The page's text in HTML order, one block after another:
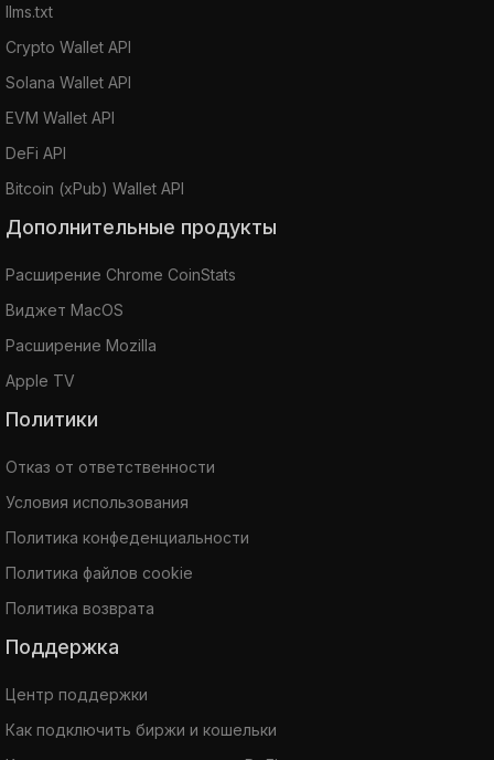
llms.txt
Crypto Wallet API
Solana Wallet API
EVM Wallet API
DeFi API
Bitcoin (xPub) Wallet API
Дополнительные продукты
Расширение Chrome CoinStats
Виджет MacOS
Расширение Mozilla
Apple TV
Политики
Отказ от ответственности
Условия использования
Политика конфеденциальности
Политика файлов cookie
Политика возврата
Поддержка
Центр поддержки
Как подключить биржи и кошельки